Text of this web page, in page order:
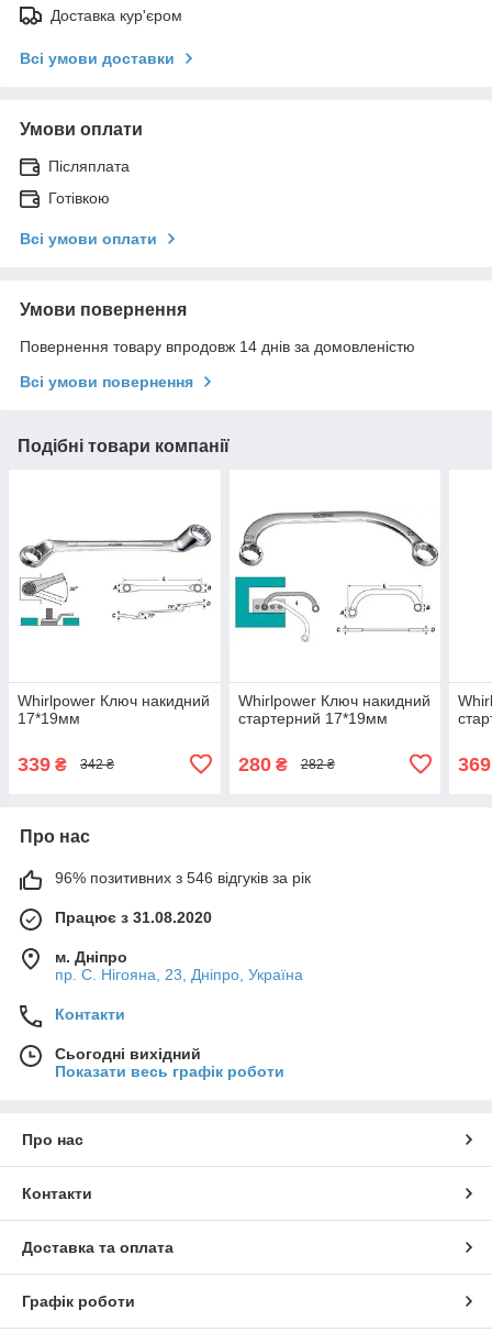
Доставка кур'єром
Всі умови доставки
Умови оплати
Післяплата
Готівкою
Всі умови оплати
Умови повернення
Повернення товару впродовж 14 днів за домовленістю
Всі умови повернення
Подібні товари компанії
Whirlpower Ключ накидний
17*19мм
339 ₴ 342 ₴
Whirlpower Ключ накидний
стартерний 17*19мм
280₴ 282 ₴ 369
Про нас
96% позитивних з 546 відгуків за рік
Працює з 31.08.2020
м. Дніпро
пр. С. Нігояна, 23, Дніпро, Україна
Контакти
Сьогодні вихідний
Показати весь графік роботи
Про нас
Контакти
Доставка та оплата
Графік роботи